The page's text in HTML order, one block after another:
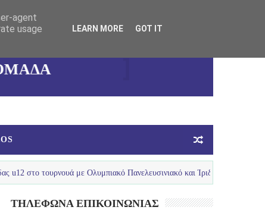
με Ολυμπιακό Πανελευσινιακό και Ίριδα Απροπύργου στο
ΤΗΛΕΦΩΝΑ ΕΠΙΚΟΙΝΩΝΙΑΣ
agent
usage
LEARN MORE GOT IT